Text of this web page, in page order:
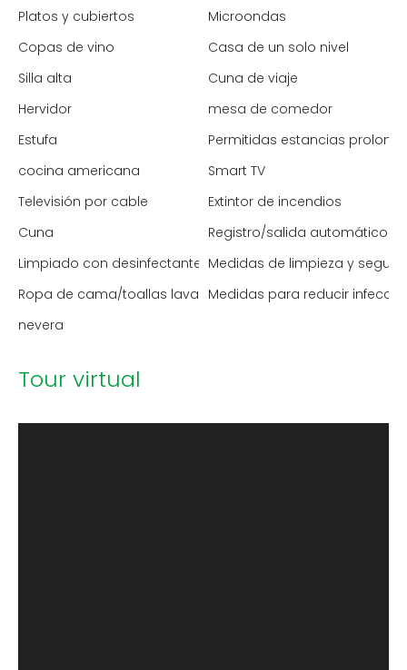
Platos y cubiertos
Microondas
Copas de vino
Casa de un solo nivel
Silla alta
Cuna de viaje
Hervidor
mesa de comedor
Estufa
Permitidas estancias
cocina americana
Smart TV
Televisión por cable
Extintor de incendios
Cuna
Registro/salida automático
Limpiado con desinfectante Medidas de limpieza y
Ropa de cama/toallas lavadas a alta temperatura
Medidas para reducir
nevera
Tour virtual